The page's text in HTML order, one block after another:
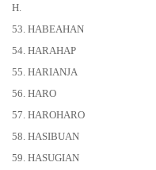
H.
53. HABEAHAN
54. HARAHAP
55. HARIANJA
56. HARO
57. HAROHARO
58. HASIBUAN
59. HASUGIAN